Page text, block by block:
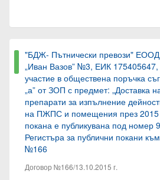
"БДЖ- Пътнически превози"
„Иван Вазов” №3, ЕИК 175405647,
участие в обществена поръчка
„а” от ЗОП с предмет: „Доставка
препарати за изпълнение
на ПЖПС и помещения през 2015
покана е публикувана под номер
Регистъра за публични покани
№166
Договор №166/13.10.2015 г.